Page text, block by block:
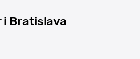
i Bratislava